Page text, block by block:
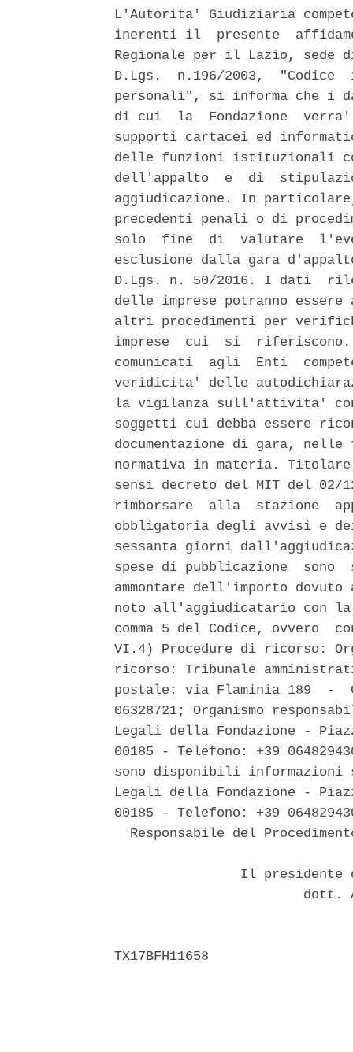
L'Autorita' Giudiziaria
inerenti il  presente
Regionale per il Lazio,
D.Lgs.  n.196/2003,
personali", si informa che i
di cui  la  Fondazione
supporti cartacei ed
delle funzioni istituzionali
dell'appalto  e  di
aggiudicazione. In
precedenti penali o di
solo  fine  di  valutare
esclusione dalla gara
D.Lgs. n. 50/2016. I dati
delle imprese potranno
altri procedimenti per
imprese  cui  si
comunicati  agli  Enti
veridicita' delle
la vigilanza sull'attivita'
soggetti cui debba essere
documentazione di gara,
normativa in materia.
sensi decreto del MIT del
rimborsare  alla  stazione
obbligatoria degli avvisi e
sessanta giorni
spese di pubblicazione
ammontare dell'importo
noto all'aggiudicatario con
comma 5 del Codice, ovvero
VI.4) Procedure di ricorso:
ricorso: Tribunale
postale: via Flaminia 189  -
06328721; Organismo
Legali della Fondazione -
00185 - Telefono: +39
sono disponibili
Legali della Fondazione -
00185 - Telefono: +39
Responsabile del
Il